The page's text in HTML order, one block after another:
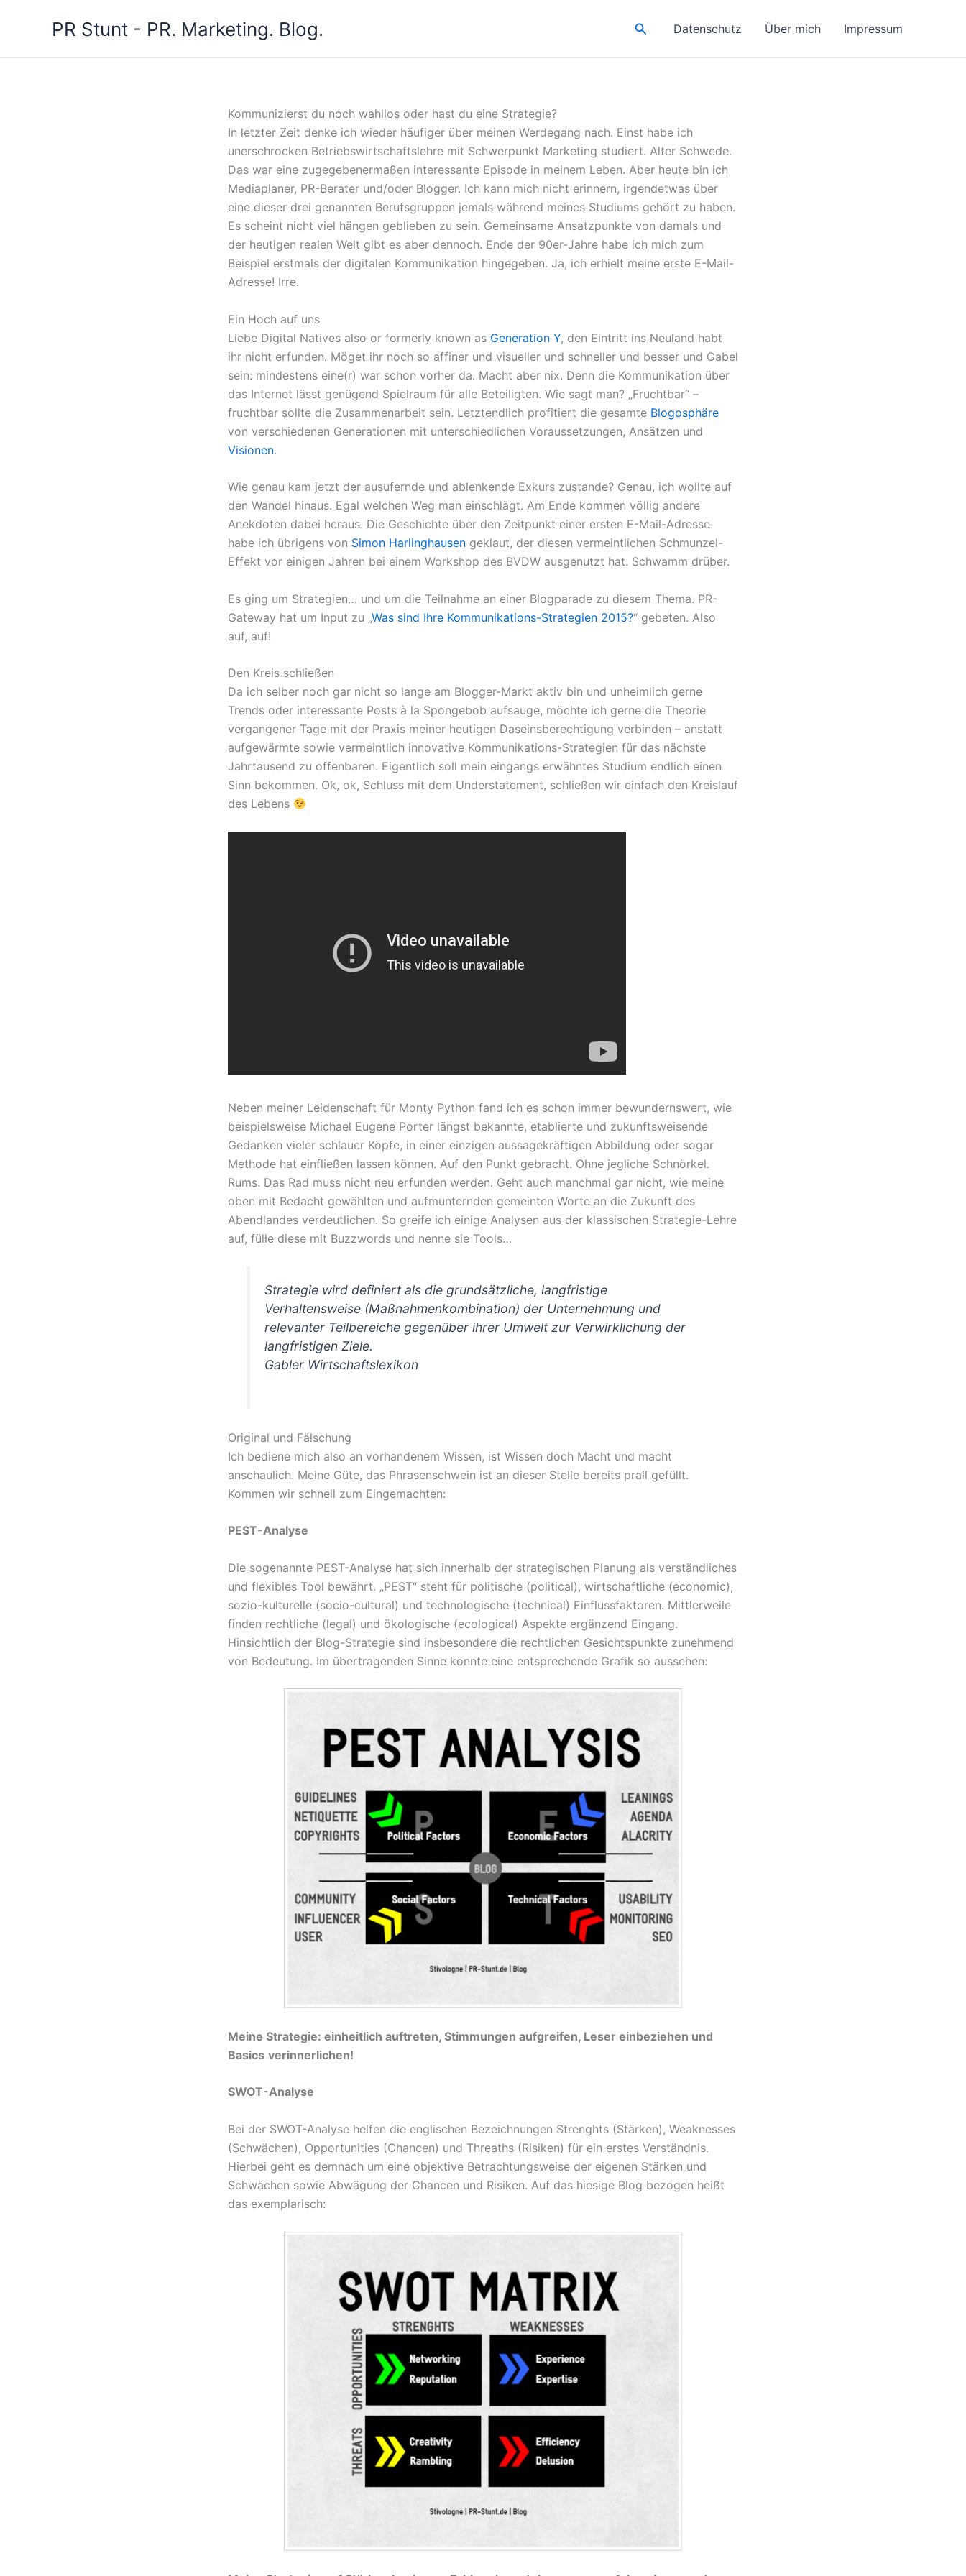
PR Stunt - PR. Marketing. Blog. SuchenDatenschutz Über mich Impressum
Kommunizierst du noch wahllos oder hast du eine Strategie?
In letzter Zeit denke ich wieder häufiger über meinen Werdegang nach. Einst habe ich
unerschrocken Betriebswirtschaftslehre mit Schwerpunkt Marketing studiert. Alter Schwede.
Das war eine zugegebenermaßen interessante Episode in meinem Leben. Aber heute bin ich
Mediaplaner, PR-Berater und/oder Blogger. Ich kann mich nicht erinnern, irgendetwas über
eine dieser drei genannten Berufsgruppen jemals während meines Studiums gehört zu haben.
Es scheint nicht viel hängen geblieben zu sein. Gemeinsame Ansatzpunkte von damals und
der heutigen realen Welt gibt es aber dennoch. Ende der 90er-Jahre habe ich mich zum
Beispiel erstmals der digitalen Kommunikation hingegeben. Ja, ich erhielt meine erste E-Mail-
Adresse! Irre.
Ein Hoch auf uns
Liebe Digital Natives also or formerly known as Generation Y, den Eintritt ins Neuland habt
ihr nicht erfunden. Möget ihr noch so affiner und visueller und schneller und besser und Gabel
sein: mindestens eine(r) war schon vorher da. Macht aber nix. Denn die Kommunikation über
das Internet lässt genügend Spielraum für alle Beteiligten. Wie sagt man? „Fruchtbar“ –
fruchtbar sollte die Zusammenarbeit sein. Letztendlich profitiert die gesamte Blogosphäre
von verschiedenen Generationen mit unterschiedlichen Voraussetzungen, Ansätzen und
Visionen.
Wie genau kam jetzt der ausufernde und ablenkende Exkurs zustande? Genau, ich wollte auf
den Wandel hinaus. Egal welchen Weg man einschlägt. Am Ende kommen völlig andere
Anekdoten dabei heraus. Die Geschichte über den Zeitpunkt einer ersten E-Mail-Adresse
habe ich übrigens von Simon Harlinghausen geklaut, der diesen vermeintlichen Schmunzel-
Effekt vor einigen Jahren bei einem Workshop des BVDW ausgenutzt hat. Schwamm drüber.
Es ging um Strategien… und um die Teilnahme an einer Blogparade zu diesem Thema. PR-
Gateway hat um Input zu „Was sind Ihre Kommunikations-Strategien 2015?“ gebeten. Also
auf, auf!
Den Kreis schließen
Da ich selber noch gar nicht so lange am Blogger-Markt aktiv bin und unheimlich gerne
Trends oder interessante Posts à la Spongebob aufsauge, möchte ich gerne die Theorie
vergangener Tage mit der Praxis meiner heutigen Daseinsberechtigung verbinden – anstatt
aufgewärmte sowie vermeintlich innovative Kommunikations-Strategien für das nächste
Jahrtausend zu offenbaren. Eigentlich soll mein eingangs erwähntes Studium endlich einen
Sinn bekommen. Ok, ok, Schluss mit dem Understatement, schließen wir einfach den Kreislauf
des Lebens
Neben meiner Leidenschaft für Monty Python fand ich es schon immer bewundernswert, wie
beispielsweise Michael Eugene Porter längst bekannte, etablierte und zukunftsweisende
Gedanken vieler schlauer Köpfe, in einer einzigen aussagekräftigen Abbildung oder sogar
Methode hat einfließen lassen können. Auf den Punkt gebracht. Ohne jegliche Schnörkel.
Rums. Das Rad muss nicht neu erfunden werden. Geht auch manchmal gar nicht, wie meine
oben mit Bedacht gewählten und aufmunternden gemeinten Worte an die Zukunft des
Abendlandes verdeutlichen. So greife ich einige Analysen aus der klassischen Strategie-Lehre
auf, fülle diese mit Buzzwords und nenne sie Tools…
Strategie wird definiert als die grundsätzliche, langfristige
Verhaltensweise (Maßnahmenkombination) der Unternehmung und
relevanter Teilbereiche gegenüber ihrer Umwelt zur Verwirklichung der
langfristigen Ziele.
Gabler Wirtschaftslexikon
Original und Fälschung
Ich bediene mich also an vorhandenem Wissen, ist Wissen doch Macht und macht
anschaulich. Meine Güte, das Phrasenschwein ist an dieser Stelle bereits prall gefüllt.
Kommen wir schnell zum Eingemachten:
PEST-Analyse
Die sogenannte PEST-Analyse hat sich innerhalb der strategischen Planung als verständliches
und flexibles Tool bewährt. „PEST“ steht für politische (political), wirtschaftliche (economic),
sozio-kulturelle (socio-cultural) und technologische (technical) Einflussfaktoren. Mittlerweile
finden rechtliche (legal) und ökologische (ecological) Aspekte ergänzend Eingang.
Hinsichtlich der Blog-Strategie sind insbesondere die rechtlichen Gesichtspunkte zunehmend
von Bedeutung. Im übertragenden Sinne könnte eine entsprechende Grafik so aussehen:
Meine Strategie: einheitlich auftreten, Stimmungen aufgreifen, Leser einbeziehen und
Basics verinnerlichen!
SWOT-Analyse
Bei der SWOT-Analyse helfen die englischen Bezeichnungen Strenghts (Stärken), Weaknesses
(Schwächen), Opportunities (Chancen) und Threaths (Risiken) für ein erstes Verständnis.
Hierbei geht es demnach um eine objektive Betrachtungsweise der eigenen Stärken und
Schwächen sowie Abwägung der Chancen und Risiken. Auf das hiesige Blog bezogen heißt
das exemplarisch: